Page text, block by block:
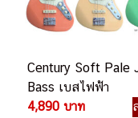
Century Soft Pale
Bass เบสไฟฟ้า
4,890 บาท